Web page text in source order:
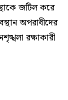
জটিল করে
অপরাধীদের
রক্ষাকারী